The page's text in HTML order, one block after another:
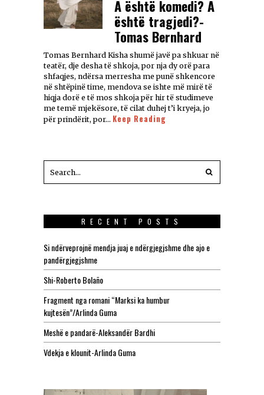
A është komedi? A
është tragjedi?-
Tomas Bernhard
Tomas Bernhard Kisha shumë javë pa shkuar në
teatër, dje desha të shkoja, por nja dy orë para
shfaqjes, ndërsa merresha me punë shkencore
në shtëpinë time, mendova se ishte më mirë të
hiqja dorë e të mos shkoja për hir të studimeve
me temë mjekësore, të cilat duhej t’i kryeja, jo
për prindërit, por… Keep Reading
RECENT POSTS
Si ndërveprojnë mendja juaj e ndërgjegjshme dhe ajo e
pandërgjegjshme
Shi-Roberto Bolaño
Fragment nga romani “Marksi ka humbur
kujtesën”/Arlinda Guma
Meshë e pandarë-Aleksandër Bardhi
Vdekja e klounit-Arlinda Guma